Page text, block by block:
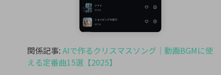
関係記事: AIで作るクリスマスソング｜動画BGMに使
える定番曲15選【2025】